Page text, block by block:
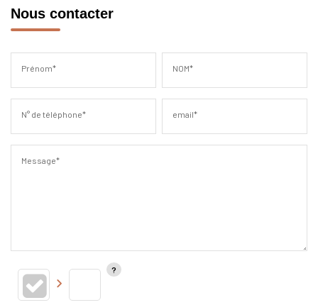
Nous contacter
Prénom* NOM*
N° de téléphone* email*
Message*